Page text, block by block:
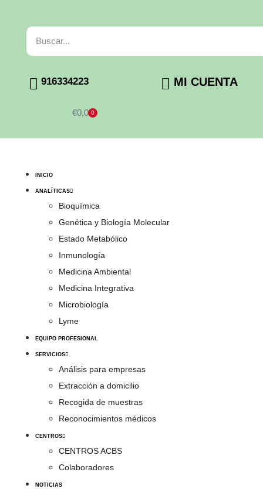
916334223 MI CUENTA
€0,000
INICIO
ANALÍTICAS
Bioquímica
Genética y Biología Molecular
Estado Metabólico
Inmunología
Medicina Ambiental
Medicina Integrativa
Microbiología
Lyme
EQUIPO PROFESIONAL
SERVICIOS
Análisis para empresas
Extracción a domicilio
Recogida de muestras
Reconocimientos médicos
CENTROS
CENTROS ACBS
Colaboradores
NOTICIAS